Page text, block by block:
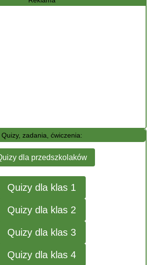
Quizy, zadania, ćwiczenia:
dla przedszkolaków
Quizy dla klas 1
Quizy dla klas 2
Quizy dla klas 3
Quizy dla klas 4